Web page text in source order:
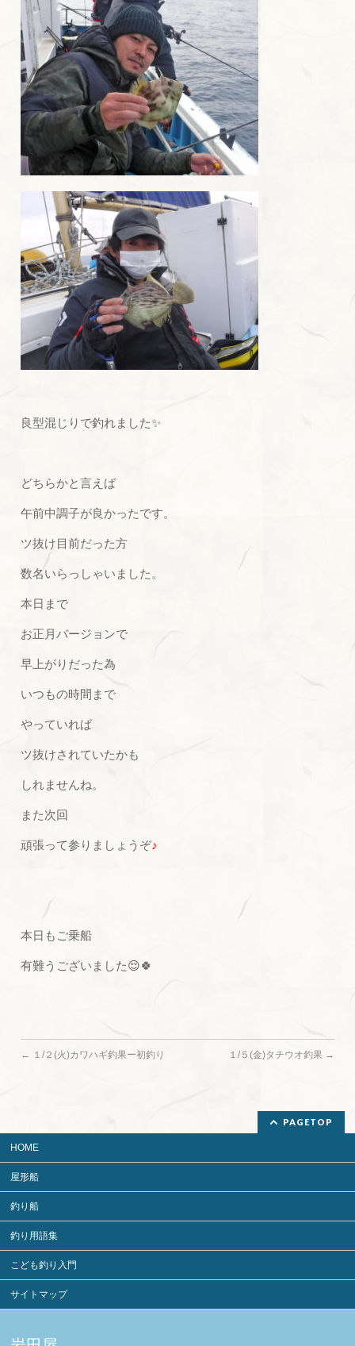
良型混じりで釣れました✨
どちらかと言えば
午前中調子が良かったです。
ツ抜け目前だった方
数名いらっしゃいました。
本日まで
お正月バージョンで
早上がりだった為
いつもの時間まで
やっていれば
ツ抜けされていたかも
しれませんね。
また次回
頑張って参りましょうぞ♪
本日もご乗船
有難うございました😌🍀
← １/２(火)カワハギ釣果ー初釣り １/５(金)タチウオ釣果 →
PAGETOP
HOME
屋形船
釣り船
釣り用語集
こども釣り入門
サイトマップ